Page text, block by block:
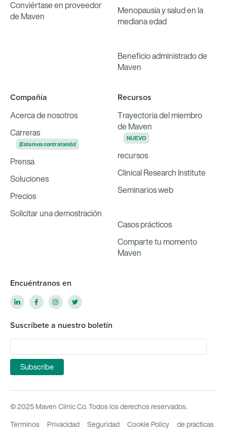
Conviértase en proveedor
de Maven
Menopausia y salud en la
mediana edad
Beneficio administrado de
Maven
Compañía
Acerca de nosotros
Carreras
¡Estamos contratando!
Prensa
Soluciones
Precios
Solicitar una demostración
Recursos
Trayectoria del miembro
de Maven
NUEVO
recursos
Clinical Research Institute
Seminarios web
Casos prácticos
Comparte tu momento
Maven
Encuéntranos en
Suscríbete a nuestro boletín
© 2025 Maven Clinic Co. Todos los derechos reservados.
Términos Privacidad Seguridad Cookie Policy
de prácticas